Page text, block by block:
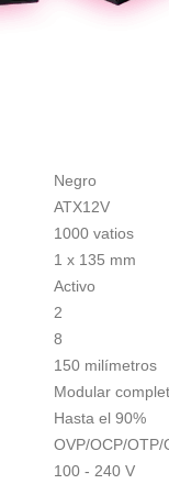
Negro
ATX12V
1000 vatios
1 x 135 mm
Activo
2
8
150 milímetros
Modular
Hasta el 90%
OVP/OCP/OTP/
100 - 240 V